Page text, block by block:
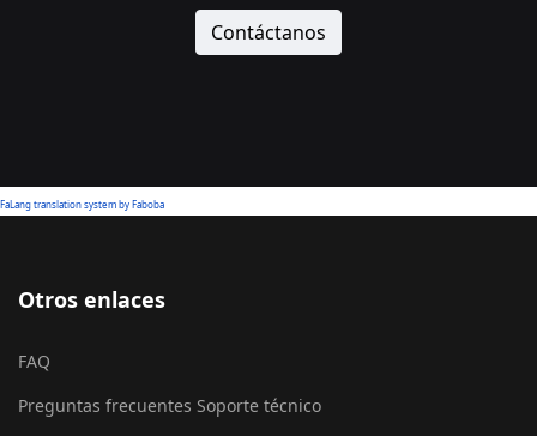
Contáctanos
FaLang translation system by Faboba
Otros enlaces
FAQ
Preguntas frecuentes Soporte técnico